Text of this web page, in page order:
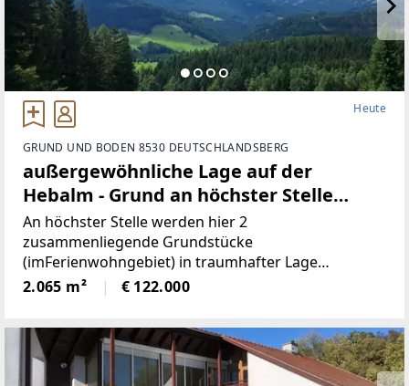
Heute
GRUND UND BODEN 8530 DEUTSCHLANDSBERG
außergewöhnliche Lage auf der
Hebalm - Grund an höchster Stelle
(Provisionsfrei)
An höchster Stelle werden hier 2
zusammenliegende Grundstücke
(imFerienwohngebiet) in traumhafter Lage
angeboten! Die beiden Grundstücke haben
inSumme 2.065m² (€59/ m²), sind süd-westlich
1100
2.065 m² € 122.000